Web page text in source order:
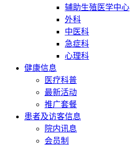
辅助生殖医学中心
外科
中医科
急症科
心理科
健康信息
医疗科普
最新活动
推广套餐
患者及访客信息
院内讯息
会员制